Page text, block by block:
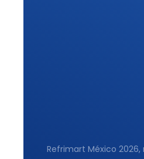
Refrimart México